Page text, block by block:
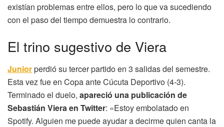
existían problemas entre ellos, pero lo que va sucediendo
con el paso del tiempo demuestra lo contrario.
El trino sugestivo de Viera
Juniorperdió su tercer partido en 3 salidas del semestre.
Esta vez fue en Copa ante Cúcuta Deportivo (4-3).
Terminado el duelo, apareció una publicación de
Sebastián Viera en Twitter: «Estoy embolatado en
Spotify. Alguien me puede ayudar a decirme quien canta la